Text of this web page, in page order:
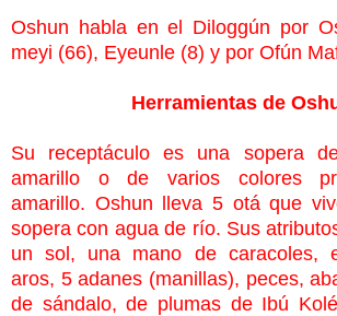
Oshun habla en el Diloggún por
meyi (66), Eyeunle (8) y por Ofún
Herramientas de
Su receptáculo es una sopera
amarillo o de varios colores
amarillo. Oshun lleva 5 otá que
sopera con agua de río. Sus
un sol, una mano de caracoles,
aros, 5 adanes (manillas), peces,
de sándalo, de plumas de Ibú